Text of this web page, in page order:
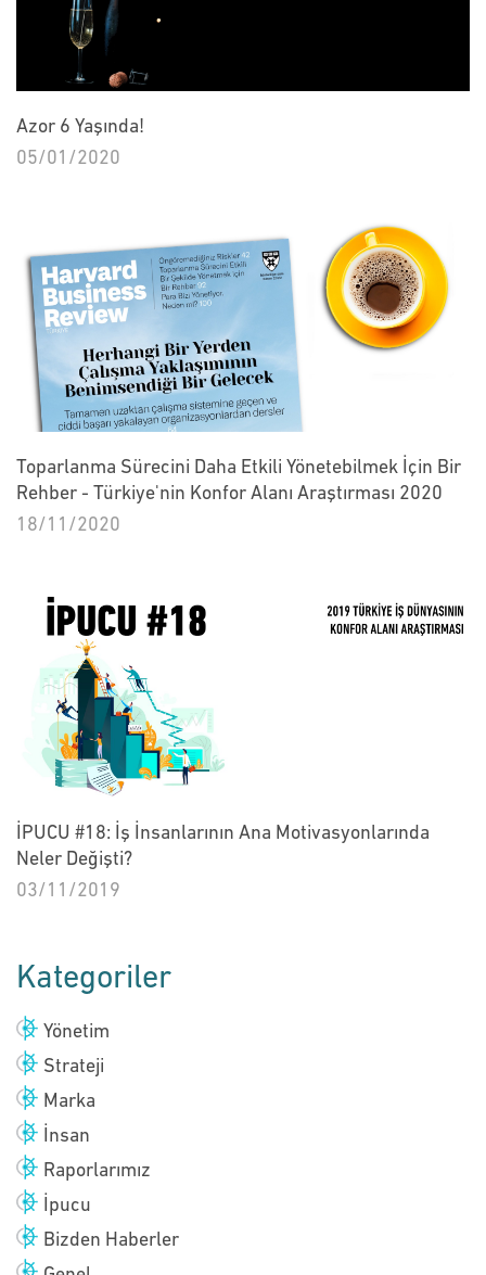
Azor 6 Yaşında!
05/01/2020
Toparlanma Sürecini Daha Etkili Yönetebilmek İçin Bir
Rehber - Türkiye'nin Konfor Alanı Araştırması 2020
18/11/2020
İPUCU #18: İş İnsanlarının Ana Motivasyonlarında
Neler Değişti?
03/11/2019
Kategoriler
Yönetim
Strateji
Marka
İnsan
Raporlarımız
İpucu
Bizden Haberler